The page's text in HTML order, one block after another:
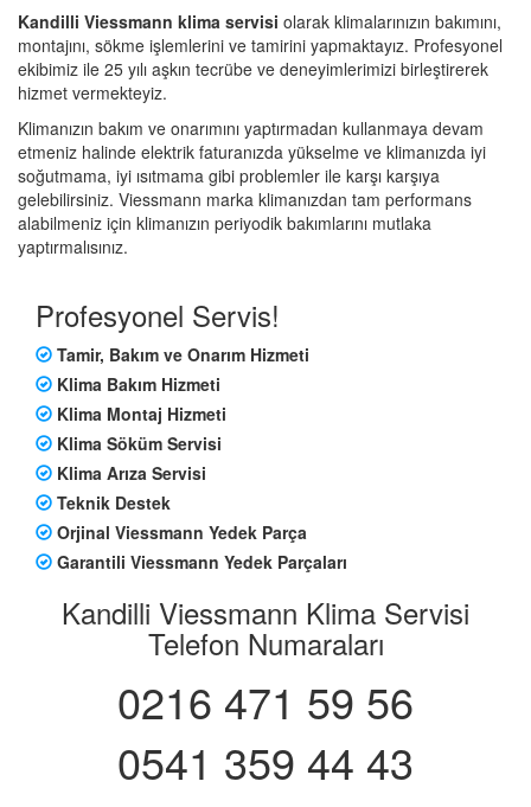
Kandilli Viessmann klima servisi olarak klimalarınızın bakımını,
montajını, sökme işlemlerini ve tamirini yapmaktayız. Profesyonel
ekibimiz ile 25 yılı aşkın tecrübe ve deneyimlerimizi birleştirerek
hizmet vermekteyiz.
Klimanızın bakım ve onarımını yaptırmadan kullanmaya devam
etmeniz halinde elektrik faturanızda yükselme ve klimanızda iyi
soğutmama, iyi ısıtmama gibi problemler ile karşı karşıya
gelebilirsiniz. Viessmann marka klimanızdan tam performans
alabilmeniz için klimanızın periyodik bakımlarını mutlaka
yaptırmalısınız.
Profesyonel Servis!
Tamir, Bakım ve Onarım Hizmeti
Klima Bakım Hizmeti
Klima Montaj Hizmeti
Klima Söküm Servisi
Klima Arıza Servisi
Teknik Destek
Orjinal Viessmann Yedek Parça
Garantili Viessmann Yedek Parçaları
Kandilli Viessmann Klima Servisi
Telefon Numaraları
0216 471 59 56
0541 359 44 43